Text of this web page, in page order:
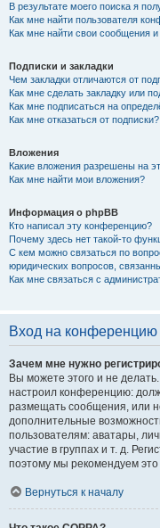
В результате моего поиска я
Как мне найти пользователя
Как мне найти свои сообщения
Подписки и закладки
Чем закладки отличаются от
Как мне сделать закладку или
Как мне подписаться на
Как мне отказаться от подписки?
Вложения
Какие вложения разрешены на
Как мне найти мои вложения?
Информация о phpBB
Кто написал эту конференцию?
Почему здесь нет такой-то
С кем можно связаться по
юридических вопросов,
Как мне связаться с
Вход на конференцию
Зачем мне нужно
Вы можете этого и не
настроил конференцию:
размещать сообщения, или
дополнительные
пользователям: аватары,
участие в группах и т. д.
поэтому мы рекомендуем это
Вернуться к началу